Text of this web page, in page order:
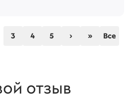
3 4 5 › » Все
отзыв